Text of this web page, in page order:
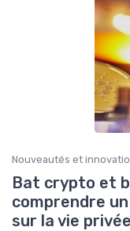
Nouveautés et
Bat crypto et
comprendre
sur la vie privée